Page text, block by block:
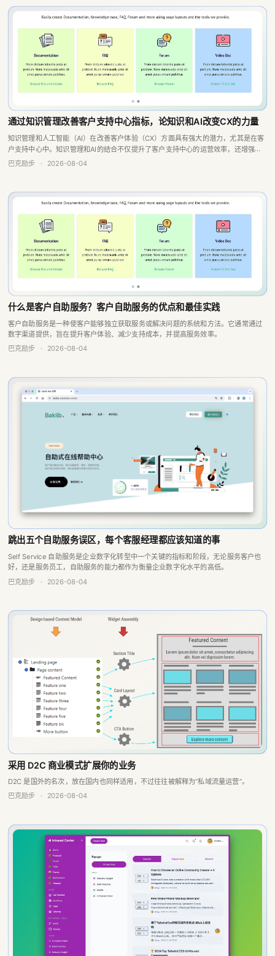
通过知识管理改善客户支持中心指标，论知识和AI改变CX的力量
知识管理和人工智能（AI）在改善客户体验（CX）方面具有强大的潜力，尤其是在客
户支持中心中。知识管理和AI的结合不仅提升了客户支持中心的运营效率，还增强了
客户满意度。通过智能化的知识获取和共享，企业可以实现更高效的客户服务和更低
的运营成本。
巴克励步 · 2026-08-04
什么是客户自助服务？客户自助服务的优点和最佳实践
客户自助服务是一种使客户能够独立获取服务或解决问题的系统和方法。它通常通过
数字渠道提供，旨在提升客户体验、减少支持成本，并提高服务效率。
巴克励步
· 2026-08-04
跳出五个自助服务误区，每个客服经理都应该知道的事
Self Service 自助服务是企业数字化转型中一个关键的指标和阶段，无论服务客户也
好，还是服务员工，自助服务的能力都作为衡量企业数字化水平的高低。
巴克励步 · 2026-08-04
采用 D2C 商业模式扩展你的业务
D2C 是国外的名次，放在国内也同样适用，不过往往被解释为“私域流量运营”。